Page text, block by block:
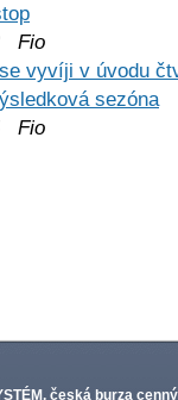
Fio
vyvíji v úvodu
sezóna
Fio
česká burza